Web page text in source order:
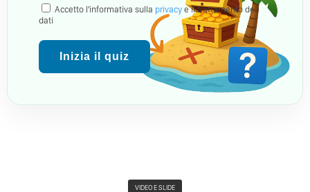
Accetto l'informativa sulla privacy e il trattamento dei
dati
Inizia il quiz
VIDEO E SLIDE